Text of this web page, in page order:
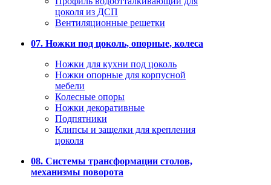
цоколя из ДСП
Вентиляционные решетки
07. Ножки под цоколь, опорные, колеса
Ножки для кухни под цоколь
Ножки опорные для корпусной
мебели
Колесные опоры
Ножки декоративные
Подпятники
Клипсы и защелки для крепления
цоколя
08. Системы трансформации столов,
механизмы поворота